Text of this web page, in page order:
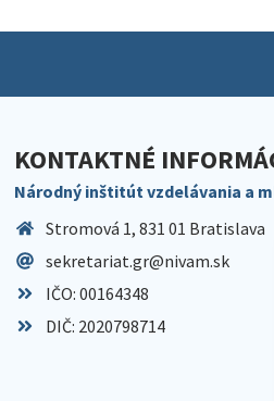
KONTAKTNÉ
Národný inštitút vzdelávania a
Stromová 1, 831 01 Bratislava
sekretariat.gr@nivam.sk
IČO: 00164348
DIČ: 2020798714